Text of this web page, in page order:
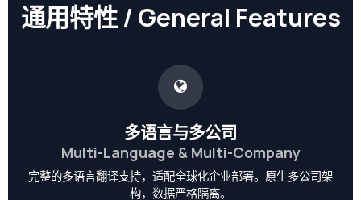
通用特性 / General Features
多语言与多公司
Multi-Language & Multi-Company
完整的多语言翻译支持，适配全球化企业部署。原生多公司架
构，数据严格隔离。